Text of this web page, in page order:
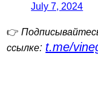
July 7, 2024
👉
ссылке: t.me/